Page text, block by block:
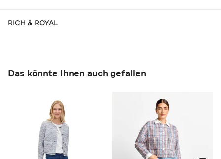
RICH & ROYAL
Das könnte Ihnen auch gefallen